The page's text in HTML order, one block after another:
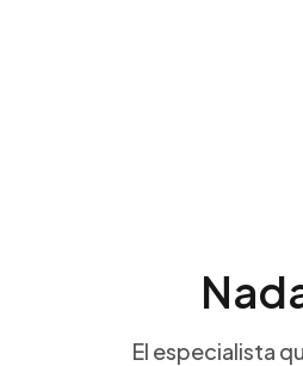
El especialista